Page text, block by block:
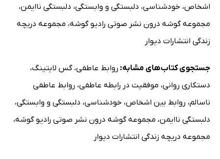
اشخاص، خودشناسی، دلبستگی و وابستگی، دلبستگی ناایمن،
مجموعه گوشه درون نشر صوتی رادیو گوشه، مجموعه دریچه
زندگی انتشارات دیوار
جستجوی کتاب‌های مشابه: روابط عاطفی،گس لایتینگ،
دستکاری روانی، موفقیت در رابطه عاطفی، روابط عاطفی
ناسالم، روابط بین اشخاص، خودشناسی، دلبستگی و وابستگی،
دلبستگی ناایمن، مجموعه گوشه درون نشر صوتی رادیو گوشه،
مجموعه دریچه زندگی انتشارات دیوار